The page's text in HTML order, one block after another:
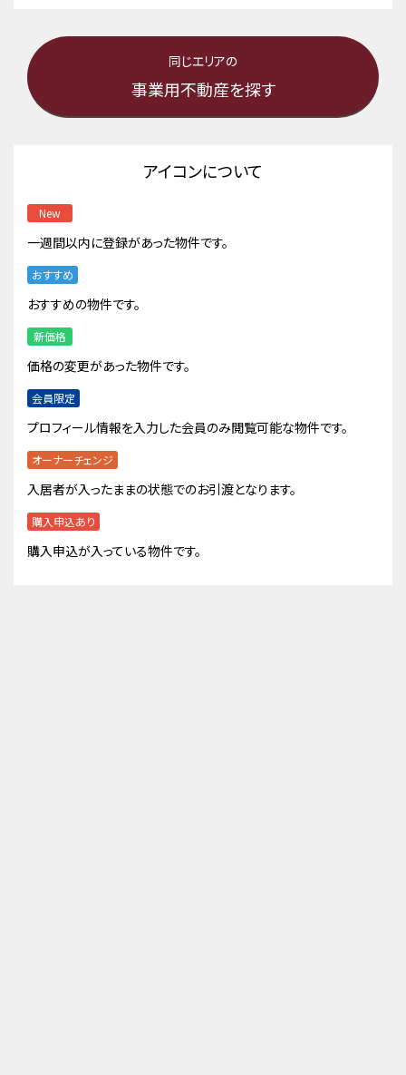
同じエリアの
事業用不動産を探す
アイコンについて
New
一週間以内に登録があった物件です。
おすすめ
おすすめの物件です。
新価格
価格の変更があった物件です。
会員限定
プロフィール情報を入力した会員のみ閲覧可能な物件です。
オーナーチェンジ
入居者が入ったままの状態でのお引渡となります。
購入申込あり
購入申込が入っている物件です。